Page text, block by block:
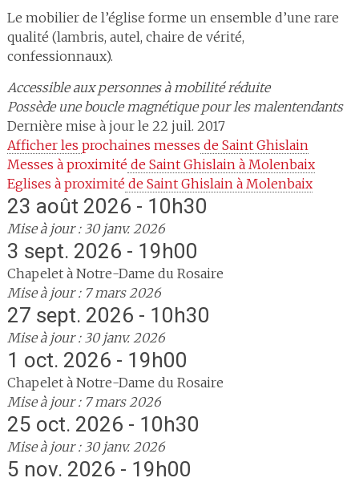
Le mobilier de l’église forme un ensemble d’une rare
qualité (lambris, autel, chaire de vérité,
confessionnaux).
Accessible aux personnes à mobilité réduite
Possède une boucle magnétique pour les malentendants
Dernière mise à jour le 22 juil. 2017
Afficher les prochaines messes de Saint Ghislain
Messes à proximité de Saint Ghislain à Molenbaix
Eglises à proximité de Saint Ghislain à Molenbaix
23 août 2026 - 10h30
Mise à jour : 30 janv. 2026
3 sept. 2026 - 19h00
Chapelet à Notre-Dame du Rosaire
Mise à jour : 7 mars 2026
27 sept. 2026 - 10h30
Mise à jour : 30 janv. 2026
1 oct. 2026 - 19h00
Chapelet à Notre-Dame du Rosaire
Mise à jour : 7 mars 2026
25 oct. 2026 - 10h30
Mise à jour : 30 janv. 2026
5 nov. 2026 - 19h00